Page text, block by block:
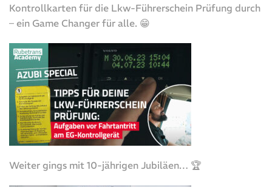
Kontrollkarten für die Lkw-Führerschein Prüfung durch
– ein Game Changer für alle. 😁
Weiter gings mit 10-jährigen Jubiläen… 🏆